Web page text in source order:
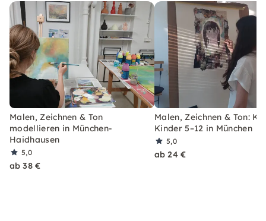
Malen, Zeichnen & Ton
modellieren in München-
Haidhausen
5,0
ab 38 €
Malen, Zeichnen & Ton:
Kinder 5–12 in München
5,0
ab 24 €